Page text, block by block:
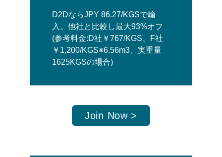
D2DならJPY 86.27/KGSで輸
入。他社と比較し最大93%オフ
(参考料金:D社￥767/KGS、F社
￥1,200/KGS※6.56m3、実重量
1625KGSの場合)
Join Now >